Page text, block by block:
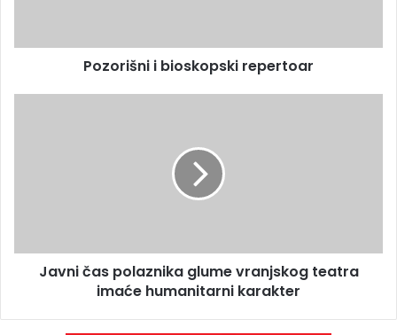
Pozorišni i bioskopski repertoar
Javni čas polaznika glume vranjskog teatra
imaće humanitarni karakter